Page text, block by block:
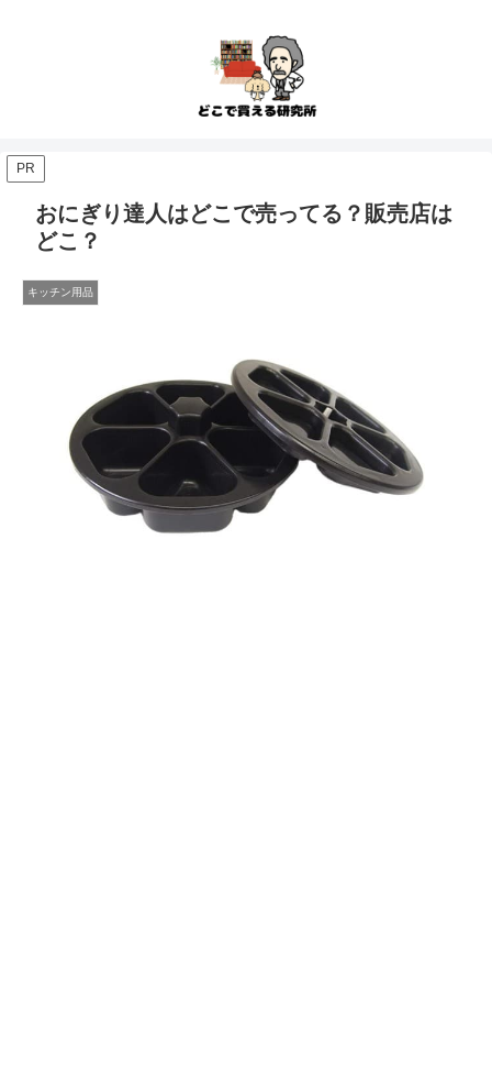
PR
おにぎり達人はどこで売ってる？販売店は
どこ？
キッチン用品